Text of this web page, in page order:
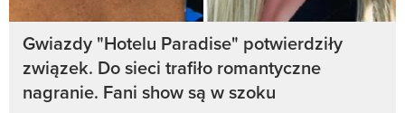
Gwiazdy "Hotelu Paradise" potwierdziły
związek. Do sieci trafiło romantyczne
nagranie. Fani show są w szoku